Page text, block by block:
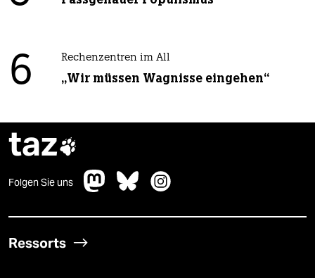
6 Rechenzentren im All
„Wir müssen Wagnisse eingehen“
taz
Folgen Sie uns
Ressorts